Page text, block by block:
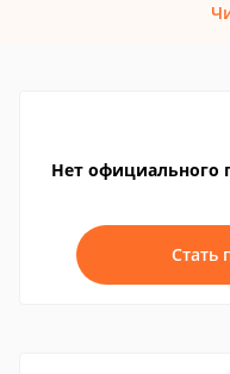
Нет официального
Стать